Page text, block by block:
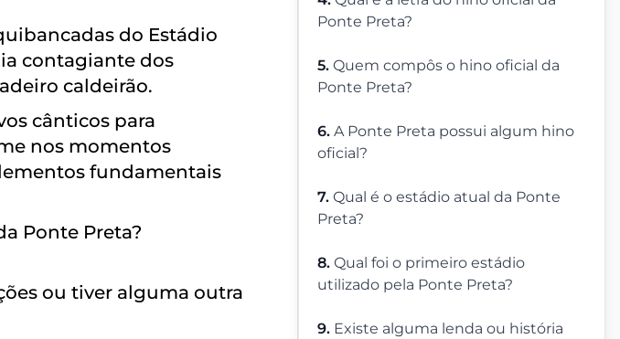
Ponte Preta?
5. Quem compôs o hino oficial da
Ponte Preta?
6. A Ponte Preta possui algum hino
oficial?
7. Qual é o estádio atual da Ponte
Preta?
8. Qual foi o primeiro estádio
utilizado pela Ponte Preta?
9. Existe alguma lenda ou história
do Estádio
contagiante dos
caldeirão.
cânticos para
nos momentos
fundamentais
Ponte Preta?
ou tiver alguma outra